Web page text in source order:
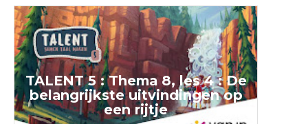
TALENT5 : Thema 8, les 4 : De
belangrijkste uitvindingen op
een rijtje